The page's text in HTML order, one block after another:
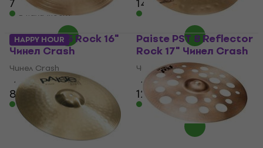
В наличност В наличност
Paiste PST 5 Rock 16"
Чинел Crash
Чинел Crash
4,8
81,80 € 82,90 €
В наличност
Paiste PST 8 Reflector
Rock 17" Чинел Crash
Чинел Crash
4,6 /5
125 €
В наличност
HAPPY HOUR